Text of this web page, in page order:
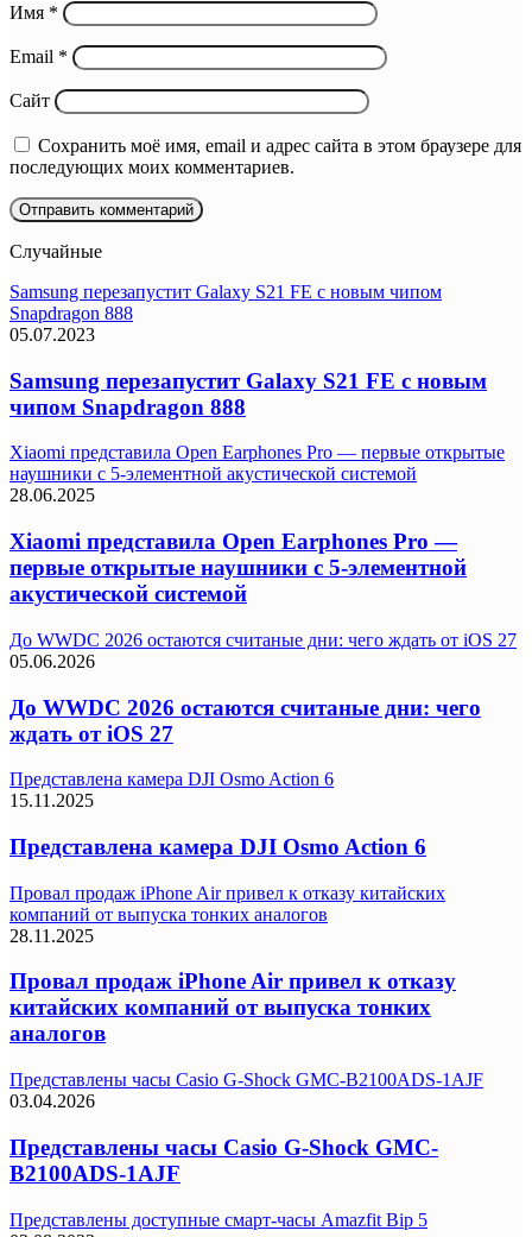
Имя *
Email *
Сайт
Сохранить моё имя, email и адрес сайта в этом браузере для
последующих моих комментариев.
Случайные
Samsung перезапустит Galaxy S21 FE с новым чипом
Snapdragon 888
05.07.2023
Samsung перезапустит Galaxy S21 FE с новым
чипом Snapdragon 888
Xiaomi представила Open Earphones Pro — первые открытые
наушники с 5-элементной акустической системой
28.06.2025
Xiaomi представила Open Earphones Pro —
первые открытые наушники с 5-элементной
акустической системой
До WWDC 2026 остаются считаные дни: чего ждать от iOS 27
05.06.2026
До WWDC 2026 остаются считаные дни: чего
ждать от iOS 27
Представлена камера DJI Osmo Action 6
15.11.2025
Представлена камера DJI Osmo Action 6
Провал продаж iPhone Air привел к отказу китайских
компаний от выпуска тонких аналогов
28.11.2025
Провал продаж iPhone Air привел к отказу
китайских компаний от выпуска тонких
аналогов
Представлены часы Casio G-Shock GMC-B2100ADS-1AJF
03.04.2026
Представлены часы Casio G-Shock GMC-
B2100ADS-1AJF
Представлены доступные смарт-часы Amazfit Bip 5